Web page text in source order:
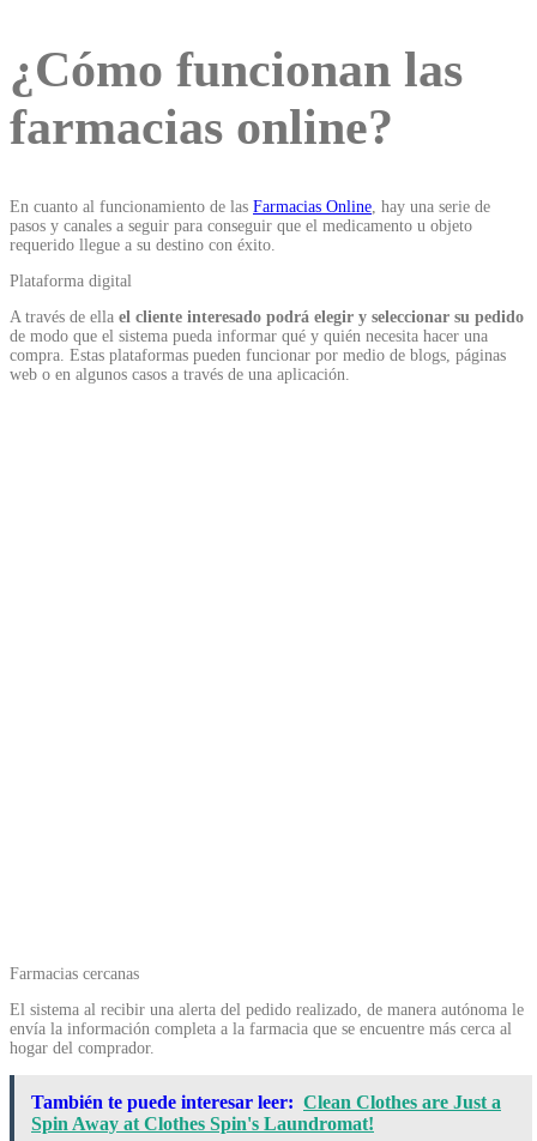
¿Cómo funcionan las
farmacias online?
En cuanto al funcionamiento de las Farmacias Online, hay una serie de
pasos y canales a seguir para conseguir que el medicamento u objeto
requerido llegue a su destino con éxito.
Plataforma digital
A través de ella el cliente interesado podrá elegir y seleccionar su pedido
de modo que el sistema pueda informar qué y quién necesita hacer una
compra. Estas plataformas pueden funcionar por medio de blogs, páginas
web o en algunos casos a través de una aplicación.
Farmacias cercanas
El sistema al recibir una alerta del pedido realizado, de manera autónoma le
envía la información completa a la farmacia que se encuentre más cerca al
hogar del comprador.
También te puede interesar leer: Clean Clothes are Just a
Spin Away at Clothes Spin's Laundromat!